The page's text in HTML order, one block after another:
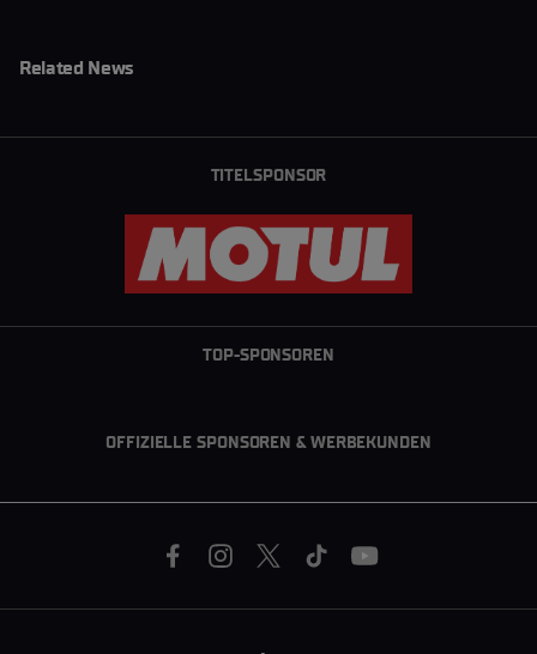
Related News
TITELSPONSOR
TOP-SPONSOREN
OFFIZIELLE SPONSOREN & WERBEKUNDEN